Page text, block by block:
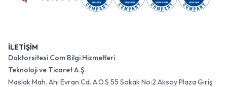
İLETİŞİM
Doktorsitesi Com Bilgi Hizmetleri
Teknoloji ve Ticaret A.Ş.
Maslak Mah. Ahi Evran Cd. A.O.S 55 Sokak No:2 Aksoy Plaza Giriş